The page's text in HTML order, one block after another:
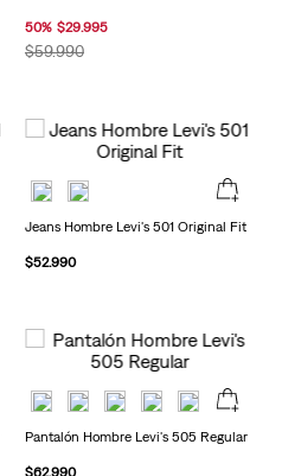
50% $29.995
$59.990
Jeans Hombre Levi's 501 Original Fit
$52.990
Pantalón Hombre Levi's 505 Regular